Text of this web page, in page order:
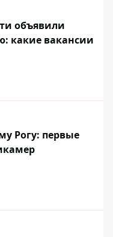
объявили
какие вакансии
Рогу: первые